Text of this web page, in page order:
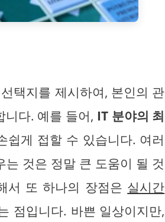
택지를 제시하여, 본인의 관
니다. 예를 들어, IT 분야의 최
쉽게 접할 수 있습니다. 여러
것은 정말 큰 도움이 될 것
서 또 하나의 장점은 실시간
점입니다. 바쁜 일상이지만,